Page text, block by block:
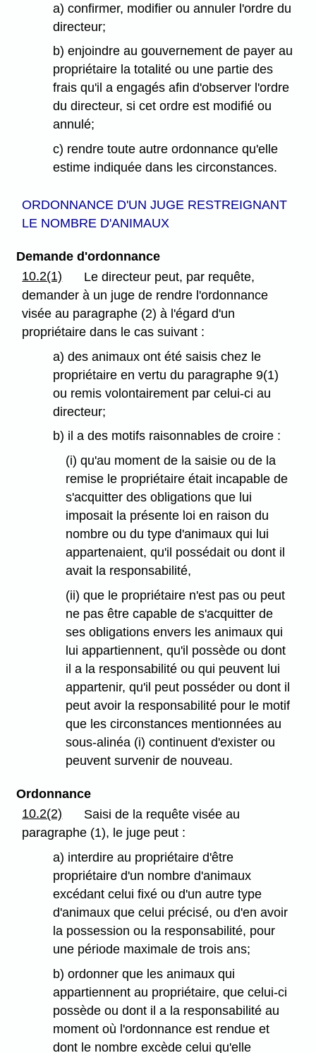
a) confirmer, modifier ou annuler l'ordre du
directeur;
b) enjoindre au gouvernement de payer au
propriétaire la totalité ou une partie des
frais qu'il a engagés afin d'observer l'ordre
du directeur, si cet ordre est modifié ou
annulé;
c) rendre toute autre ordonnance qu'elle
estime indiquée dans les circonstances.
ORDONNANCE D'UN JUGE RESTREIGNANT
LE NOMBRE D'ANIMAUX
Demande d'ordonnance
10.2(1)
Le directeur peut, par requête,
demander à un juge de rendre l'ordonnance
visée au paragraphe (2) à l'égard d'un
propriétaire dans le cas suivant :
a) des animaux ont été saisis chez le
propriétaire en vertu du paragraphe 9(1)
ou remis volontairement par celui-ci au
directeur;
b) il a des motifs raisonnables de croire :
(i) qu'au moment de la saisie ou de la
remise le propriétaire était incapable de
s'acquitter des obligations que lui
imposait la présente loi en raison du
nombre ou du type d'animaux qui lui
appartenaient, qu'il possédait ou dont il
avait la responsabilité,
(ii) que le propriétaire n'est pas ou peut
ne pas être capable de s'acquitter de
ses obligations envers les animaux qui
lui appartiennent, qu'il possède ou dont
il a la responsabilité ou qui peuvent lui
appartenir, qu'il peut posséder ou dont il
peut avoir la responsabilité pour le motif
que les circonstances mentionnées au
sous-alinéa (i) continuent d'exister ou
peuvent survenir de nouveau.
Ordonnance
10.2(2)
Saisi de la requête visée au
paragraphe (1), le juge peut :
a) interdire au propriétaire d'être
propriétaire d'un nombre d'animaux
excédant celui fixé ou d'un autre type
d'animaux que celui précisé, ou d'en avoir
la possession ou la responsabilité, pour
une période maximale de trois ans;
b) ordonner que les animaux qui
appartiennent au propriétaire, que celui-ci
possède ou dont il a la responsabilité au
moment où l'ordonnance est rendue et
dont le nombre excède celui qu'elle